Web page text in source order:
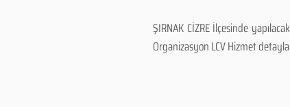
ŞIRNAK CİZRE İlçesinde
Organizasyon LCV Hizmet